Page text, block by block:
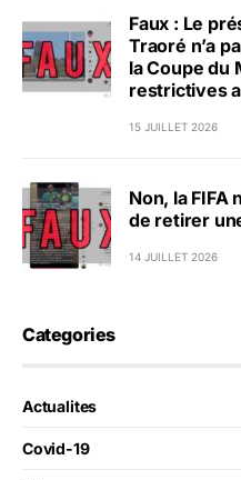
Faux : Le
Traoré n’a
la Coupe du
restrictives
15 JUILLET 2026
Non, la FIFA
de retirer
14 JUILLET 2026
Categories
Actualites
Covid-19